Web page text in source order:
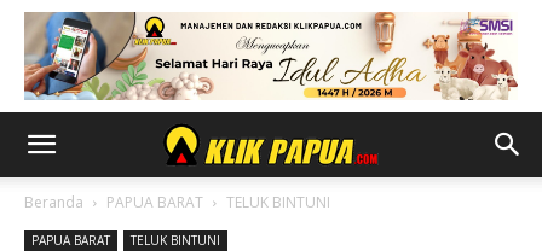
Beranda PAPUA BARAT TELUK BINTUNI
PAPUA BARAT TELUK BINTUNI